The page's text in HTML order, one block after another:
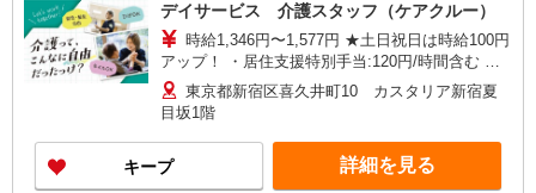
デイサービス 介護スタッフ（ケアクルー）
時給1,346円〜1,577円 ★土日祝日は時給100円
アップ！ ・居住支援特別手当:120円/時間含む ※
給与幅は資格・経験等による
東京都新宿区喜久井町10 カスタリア新宿夏
目坂1階
キープ 詳細を見る